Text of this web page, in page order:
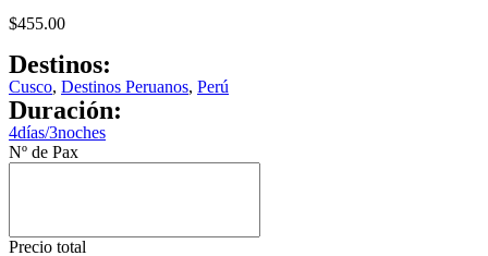
$455.00
Destinos:
Cusco, Destinos Peruanos, Perú
Duración:
4días/3noches
Nº de Pax
Precio total